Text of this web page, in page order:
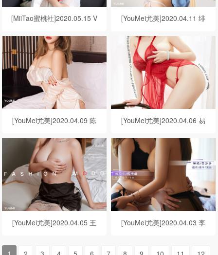
[MiiTao蜜桃社]2020.05.15 V
[YouMei尤美]2020.04.11 绯
[YouMei尤美]2020.04.09 陈
[YouMei尤美]2020.04.06 易
[YouMei尤美]2020.04.05 王
[YouMei尤美]2020.04.03 李